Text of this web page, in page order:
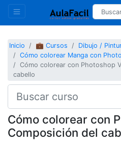
Inicio 💼 Cursos Dibujo /
Cómo colorear Manga con
Cómo colorear con Photoshop
cabello
Cómo colorear con
Composición del